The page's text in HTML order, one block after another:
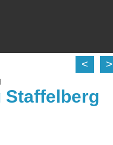
< >
Staffelberg